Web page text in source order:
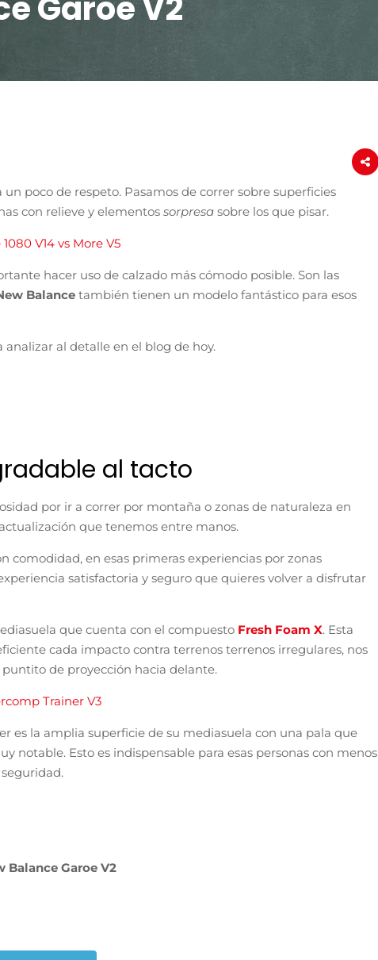
un poco de respeto. Pasamos de correr sobre superficies
con relieve y elementos sorpresa sobre los que pisar.
V14 vs More V5
hacer uso de calzado más cómodo posible. Son las
Balance también tienen un modelo fantástico para esos
analizar al detalle en el blog de hoy.
al tacto
por ir a correr por montaña o zonas de naturaleza en
que tenemos entre manos.
comodidad, en esas primeras experiencias por zonas
satisfactoria y seguro que quieres volver a disfrutar
que cuenta con el compuesto Fresh Foam X. Esta
cada impacto contra terrenos terrenos irregulares, nos
de proyección hacia delante.
Trainer V3
es la amplia superficie de su mediasuela con una pala que
notable. Esto es indispensable para esas personas con menos
Balance Garoe V2